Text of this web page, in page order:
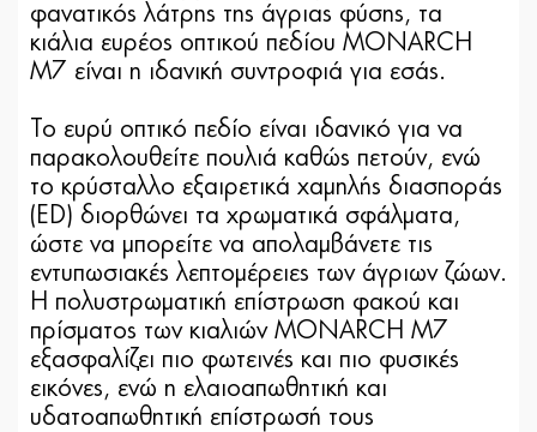
φανατικός λάτρης της άγριας φύσης, τα
κιάλια ευρέος οπτικού πεδίου MONARCH
M7 είναι η ιδανική συντροφιά για εσάς.
Το ευρύ οπτικό πεδίο είναι ιδανικό για να
παρακολουθείτε πουλιά καθώς πετούν, ενώ
το κρύσταλλο εξαιρετικά χαμηλής διασποράς
(ED) διορθώνει τα χρωματικά σφάλματα,
ώστε να μπορείτε να απολαμβάνετε τις
εντυπωσιακές λεπτομέρειες των άγριων ζώων.
Η πολυστρωματική επίστρωση φακού και
πρίσματος των κιαλιών MONARCH M7
εξασφαλίζει πιο φωτεινές και πιο φυσικές
εικόνες, ενώ η ελαιοαπωθητική και
υδατοαπωθητική επίστρωσή τους